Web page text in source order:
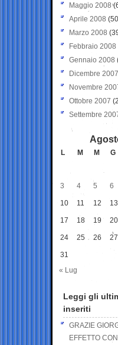
Maggio 2008
Aprile 2008
Marzo 2008
Febbraio 2008
Gennaio 2008
Dicembre 2007
Novembre
Ottobre 2007
Settembre
L M M G
3 4 5 6
10 11 12 13
17 18 19 20
24 25 26 27
31
« Lug
Leggi gli
inseriti
GRAZIE
EFFETTO